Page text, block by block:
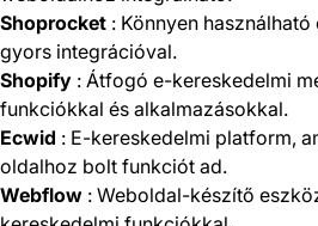
Shoprocket : Könnyen
gyors integrációval.
Shopify : Átfogó e-kereskedelmi
funkciókkal és alkalmazásokkal.
Ecwid : E-kereskedelmi platform,
oldalhoz bolt funkciót ad.
Webflow : Weboldal-készítő